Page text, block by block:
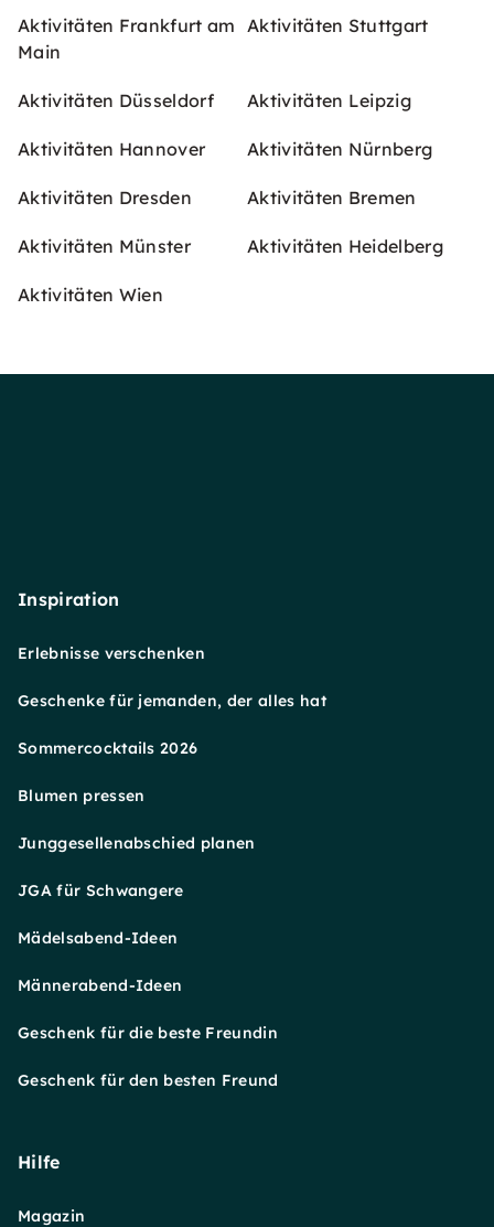
Aktivitäten Frankfurt am
Main
Aktivitäten Stuttgart
Aktivitäten Düsseldorf Aktivitäten Leipzig
Aktivitäten Hannover Aktivitäten Nürnberg
Aktivitäten Dresden Aktivitäten Bremen
Aktivitäten Münster Aktivitäten Heidelberg
Aktivitäten Wien
Inspiration
Erlebnisse verschenken
Geschenke für jemanden, der alles hat
Sommercocktails 2026
Blumen pressen
Junggesellenabschied planen
JGA für Schwangere
Mädelsabend-Ideen
Männerabend-Ideen
Geschenk für die beste Freundin
Geschenk für den besten Freund
Hilfe
Magazin